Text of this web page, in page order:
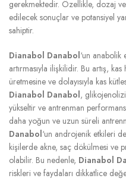
gerekmektedir. Özellikle, dozaj
edilecek sonuçlar ve potansiyel
sahiptir.
Dianabol Danabol‘un anabolik
artırmasıyla ilişkilidir. Bu artış,
üretmesine ve dolayısıyla kas
Dianabol Danabol,
yükseltir ve antrenman
daha yoğun ve uzun süreli
Danabol‘un androjenik etkileri
kişilerde akne, saç dökülmesi ve
olabilir. Bu nedenle, Dianabol
riskleri ve faydaları dikkatlice